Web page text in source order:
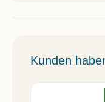
Kunden